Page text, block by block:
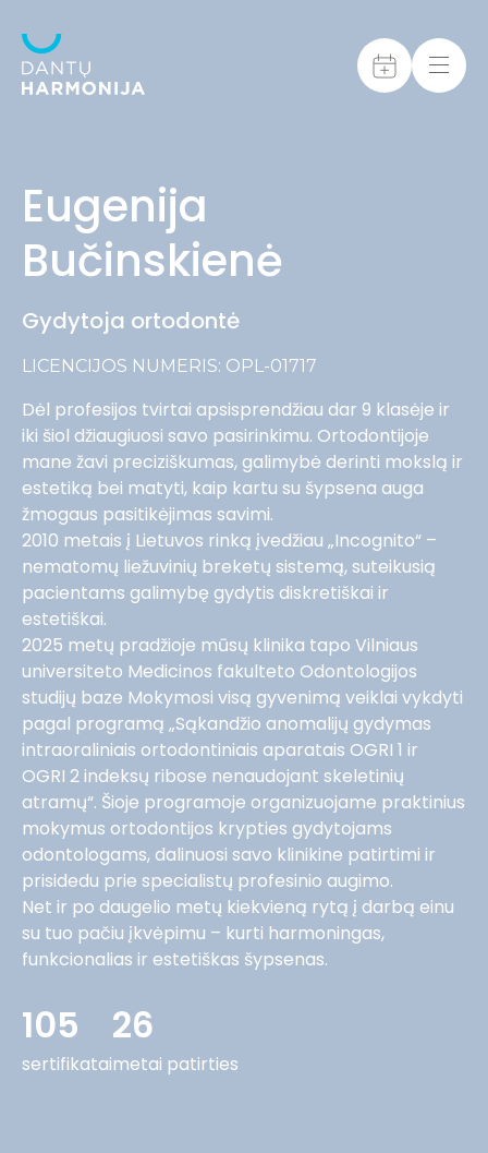
Eugenija
Bučinskienė
Gydytoja ortodontė
LICENCIJOS NUMERIS: OPL-01717
Dėl profesijos tvirtai apsisprendžiau dar 9 klasėje ir
iki šiol džiaugiuosi savo pasirinkimu. Ortodontijoje
mane žavi preciziškumas, galimybė derinti mokslą ir
estetiką bei matyti, kaip kartu su šypsena auga
žmogaus pasitikėjimas savimi.
2010 metais į Lietuvos rinką įvedžiau „Incognito“ –
nematomų liežuvinių breketų sistemą, suteikusią
pacientams galimybę gydytis diskretiškai ir
estetiškai.
2025 metų pradžioje mūsų klinika tapo Vilniaus
universiteto Medicinos fakulteto Odontologijos
studijų baze Mokymosi visą gyvenimą veiklai vykdyti
pagal programą „Sąkandžio anomalijų gydymas
intraoraliniais ortodontiniais aparatais OGRI 1 ir
OGRI 2 indeksų ribose nenaudojant skeletinių
atramų“. Šioje programoje organizuojame praktinius
mokymus ortodontijos krypties gydytojams
odontologams, dalinuosi savo klinikine patirtimi ir
prisidedu prie specialistų profesinio augimo.
Net ir po daugelio metų kiekvieną rytą į darbą einu
su tuo pačiu įkvėpimu – kurti harmoningas,
funkcionalias ir estetiškas šypsenas.
105
sertifikatai
26
metai patirties